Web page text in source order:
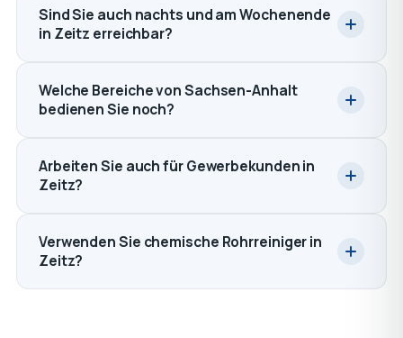
Sind Sie auch nachts und am Wochenende
in Zeitz erreichbar?
Welche Bereiche von Sachsen-Anhalt
bedienen Sie noch?
Arbeiten Sie auch für Gewerbekunden in
Zeitz?
Verwenden Sie chemische Rohrreiniger in
Zeitz?